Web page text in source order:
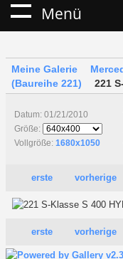
Menü
Meine Galerie
(Baureihe 221)
221
Datum: 01/21/2010
Größe:
Vollgröße: 1680x1050
erste vorherige
erste vorherige